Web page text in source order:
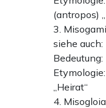
(antropos)
3.
siehe
Etymologie:
„Heirat“
4.